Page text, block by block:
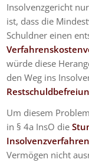
Insolvenzgericht
ist, dass die
Schuldner einen
würde diese
den Weg ins
Um diesem
in § 4a InsO die
Vermögen nicht